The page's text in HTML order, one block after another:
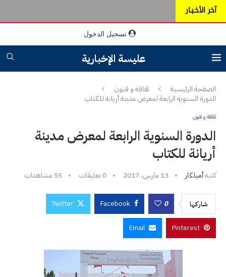
آخر الأخـبـار
تسجيل الدخول
عليسة الإخبارية
الصفحة الرئيسية
ثقافة و فنون
الدورة السنوية الرابعة لمعرض مدينة أريانة للكتاب
ثقافة و فنون
الدورة السنوية الرابعة لمعرض مدينة
أريانة للكتاب
كتبهأميلكار 13 مارس، 2017 0 تعليقات 55 مشاهدات
شاركها 0
Facebook
Twitter
Pinterest
Email